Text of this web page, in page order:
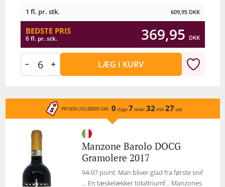
1 fl. pr. stk. 609,95 DKK
BEDSTE PRIS
6 fl. pr. stk. 369,95 DKK
LÆG I KURV
PRISEN UDLØBER OM: 0 dage7 timer32 min 27 sek
Manzone Barolo DOCG
Gramolere 2017
94-97 point. Man bliver glad fra første snif
... En tæskelækker totaltriumf... Manzones